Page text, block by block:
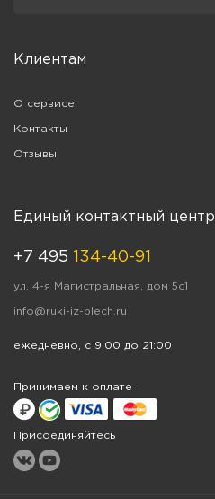
Клиентам
О сервисе
Контакты
Отзывы
Единый контактный центр
+7 495 134-40-91
ул. 4-я Магистральная, дом 5с1
info@ruki-iz-plech.ru
ежедневно, с 9:00 до 21:00
Принимаем к оплате
Присоединяйтесь